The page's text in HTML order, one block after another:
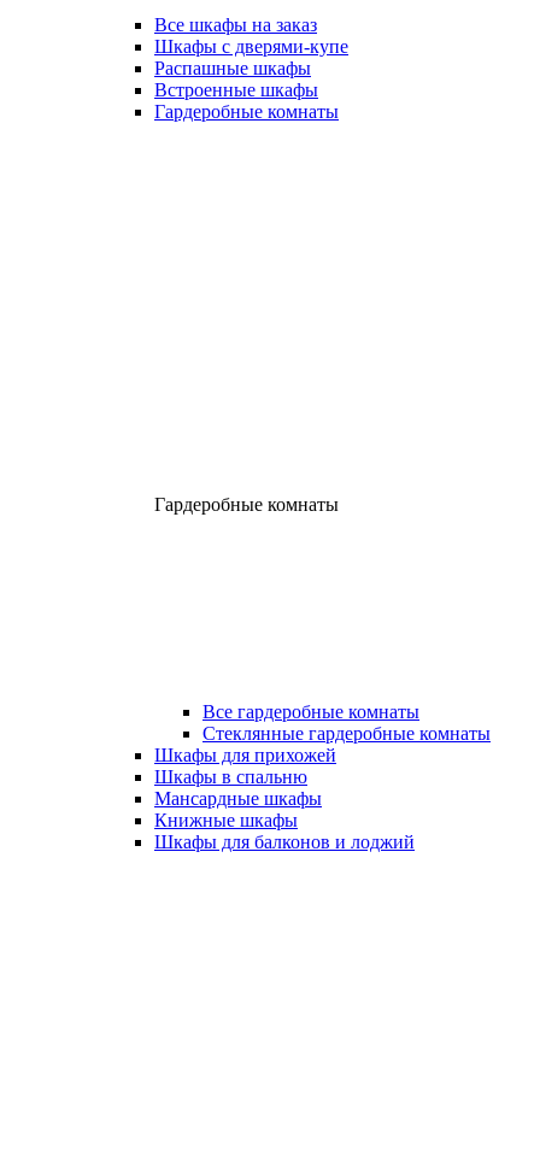
Все шкафы на заказ
Шкафы с дверями-купе
Распашные шкафы
Встроенные шкафы
Гардеробные комнаты
Гардеробные комнаты
Все гардеробные комнаты
Стеклянные гардеробные комнаты
Шкафы для прихожей
Шкафы в спальню
Мансардные шкафы
Книжные шкафы
Шкафы для балконов и лоджий